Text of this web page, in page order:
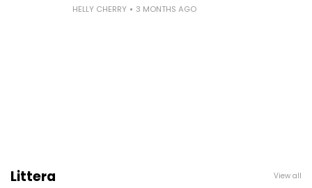
HELLY CHERRY 3 MONTHS AGO
Littera View all